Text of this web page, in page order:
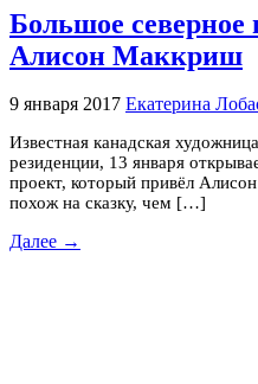
Большое северное
Алисон Маккриш
9 января 2017 Екатерина
Известная канадская
резиденции, 13 января
проект, который привёл
похож на сказку, чем […]
Далее →